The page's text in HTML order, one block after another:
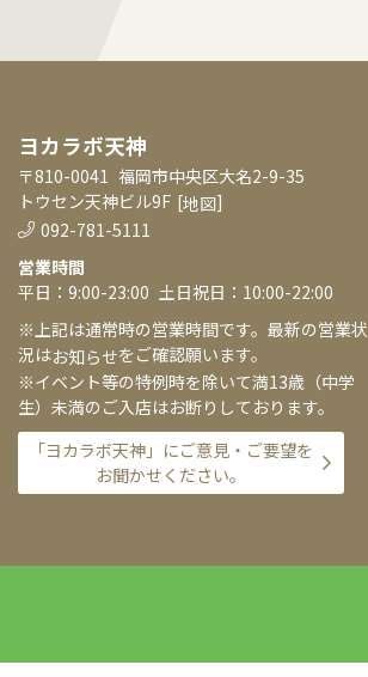
ヨカラボ天神
〒810-0041 福岡市中央区大名2-9-35
トウセン天神ビル9F [地図]
092-781-5111
営業時間
平日：9:00-23:00 土日祝日：10:00-22:00
※上記は通常時の営業時間です。最新の営業状
況はお知らせをご確認願います。
※イベント等の特例時を除いて満13歳（中学
生）未満のご入店はお断りしております。
「ヨカラボ天神」にご意見・ご要望を
お聞かせください。